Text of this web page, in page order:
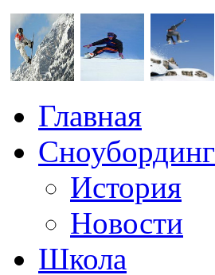
Главная
Сноубординг
История
Новости
Школа